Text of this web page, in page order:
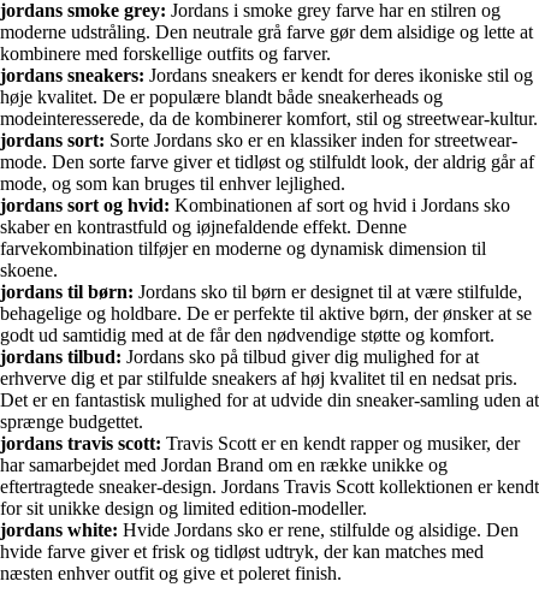
jordans smoke grey: Jordans i smoke grey farve har en stilren og
moderne udstråling. Den neutrale grå farve gør dem alsidige og lette at
kombinere med forskellige outfits og farver.
jordans sneakers: Jordans sneakers er kendt for deres ikoniske stil og
høje kvalitet. De er populære blandt både sneakerheads og
modeinteresserede, da de kombinerer komfort, stil og streetwear-kultur.
jordans sort: Sorte Jordans sko er en klassiker inden for streetwear-
mode. Den sorte farve giver et tidløst og stilfuldt look, der aldrig går af
mode, og som kan bruges til enhver lejlighed.
jordans sort og hvid: Kombinationen af sort og hvid i Jordans sko
skaber en kontrastfuld og iøjnefaldende effekt. Denne
farvekombination tilføjer en moderne og dynamisk dimension til
skoene.
jordans til børn: Jordans sko til børn er designet til at være stilfulde,
behagelige og holdbare. De er perfekte til aktive børn, der ønsker at se
godt ud samtidig med at de får den nødvendige støtte og komfort.
jordans tilbud: Jordans sko på tilbud giver dig mulighed for at
erhverve dig et par stilfulde sneakers af høj kvalitet til en nedsat pris.
Det er en fantastisk mulighed for at udvide din sneaker-samling uden at
sprænge budgettet.
jordans travis scott: Travis Scott er en kendt rapper og musiker, der
har samarbejdet med Jordan Brand om en række unikke og
eftertragtede sneaker-design. Jordans Travis Scott kollektionen er kendt
for sit unikke design og limited edition-modeller.
jordans white: Hvide Jordans sko er rene, stilfulde og alsidige. Den
hvide farve giver et frisk og tidløst udtryk, der kan matches med
næsten enhver outfit og give et poleret finish.